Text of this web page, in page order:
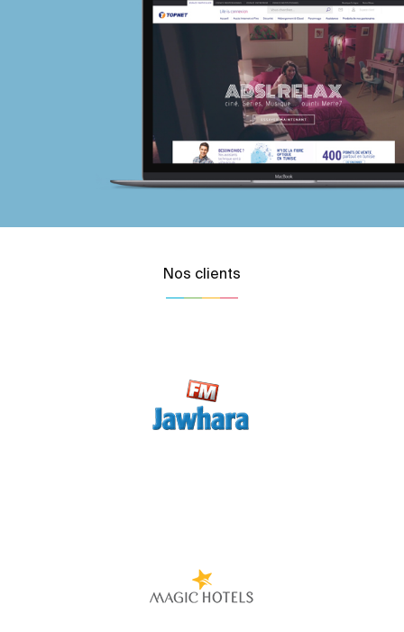
Nos clients